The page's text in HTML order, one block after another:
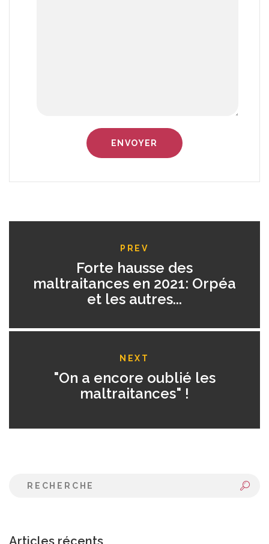
PREV
Forte hausse des
maltraitances en 2021: Orpéa
et les autres...
NEXT
"On a encore oublié les
maltraitances" !
Articles récents